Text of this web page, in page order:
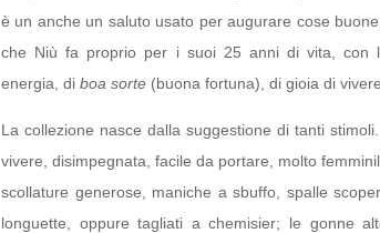
è un anche un saluto usato per augurare cose
che Niù fa proprio per i suoi 25 anni di vita, con
energia, di boa sorte (buona fortuna), di gioia di vivere.
La collezione nasce dalla suggestione di tanti
vivere, disimpegnata, facile da portare, molto
scollature generose, maniche a sbuffo, spalle
longuette, oppure tagliati a chemisier; le gonne